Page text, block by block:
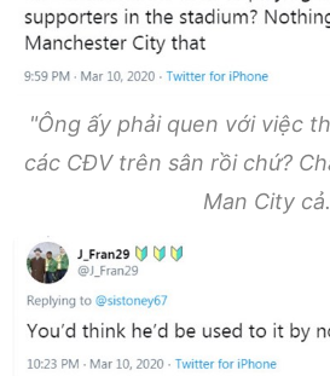
"Ông ấy phải quen với việc
các CĐV trên sân rồi chứ?
Man City